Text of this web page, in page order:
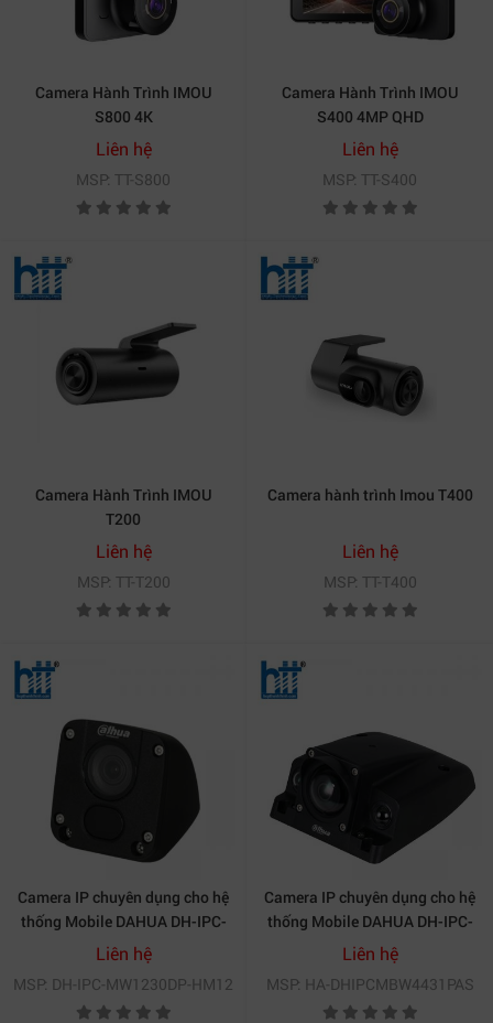
Camera Hành Trình IMOU
S800 4K
Liên hệ
MSP: TT-S800
Camera Hành Trình IMOU
S400 4MP QHD
Liên hệ
MSP: TT-S400
Camera Hành Trình IMOU
T200
Liên hệ
MSP: TT-T200
Camera hành trình Imou T400
Liên hệ
MSP: TT-T400
Camera IP chuyên dụng cho hệ
thống Mobile DAHUA DH-IPC-
MW1230DP-HM12
Liên hệ
MSP: DH-IPC-MW1230DP-HM12
Camera IP chuyên dụng cho hệ
thống Mobile DAHUA DH-IPC-
MBW4431P-AS
Liên hệ
MSP: HA-DHIPCMBW4431PAS